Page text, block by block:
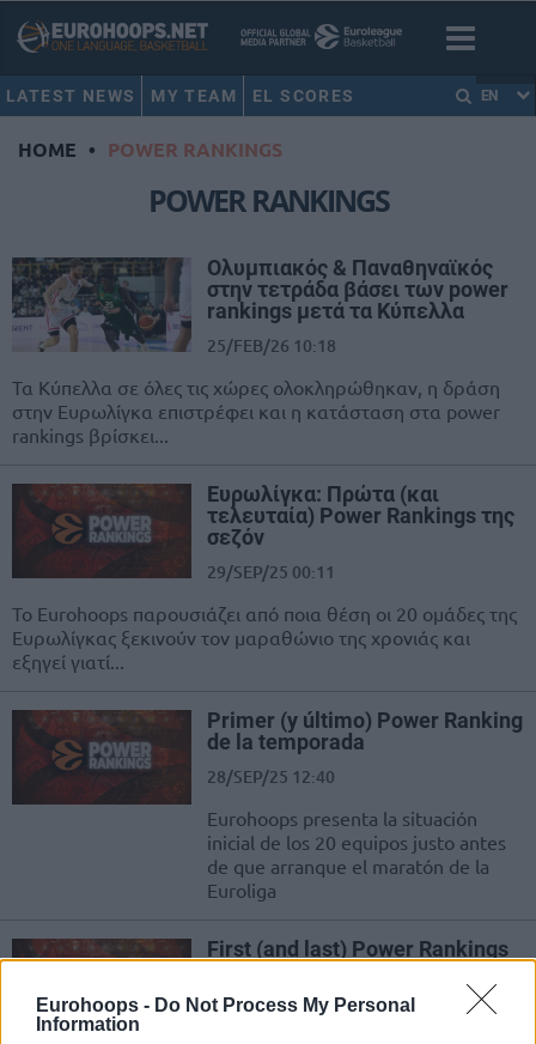
Eurohoops - Do Not Process My Personal
Information
LATEST NEWS MY TEAM EL SCORES EN
HOME • POWER RANKINGS
POWER RANKINGS
Ολυμπιακός & Παναθηναϊκός
στην τετράδα βάσει των power
rankings μετά τα Κύπελλα
25/FEB/26 10:18
Τα Κύπελλα σε όλες τις χώρες ολοκληρώθηκαν, η δράση
στην Ευρωλίγκα επιστρέφει και η κατάσταση στα power
rankings βρίσκει...
Ευρωλίγκα: Πρώτα (και
τελευταία) Power Rankings της
σεζόν
29/SEP/25 00:11
Το Eurohoops παρουσιάζει από ποια θέση οι 20 ομάδες της
Eυρωλίγκας ξεκινούν τον μαραθώνιο της χρονιάς και
εξηγεί γιατί...
Primer (y último) Power Ranking
de la temporada
28/SEP/25 12:40
Eurohoops presenta la situación
inicial de los 20 equipos justo antes
de que arranque el maratón de la
Euroliga
First (and last) Power Rankings
28/SEP/25 11:18